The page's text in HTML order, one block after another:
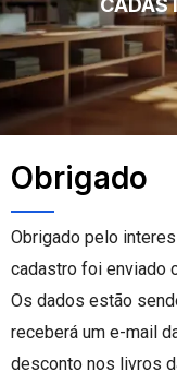
Obrigado
Obrigado pelo
cadastro foi enviado
Os dados estão
receberá um e-mail
desconto nos livros